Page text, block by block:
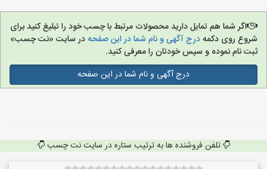
اگر شما هم تمایل دارید محصولات مرتبط با چسب خود را تبلیغ کنید برای
شروع روی دکمهدرج آگهی و نام شما در این صفحهدر سایت «نت چسب»
ثبت نام نموده و سپس خودتان را معرفی کنید.
درج آگهی و نام شما در این صفحه
تلفن فروشنده ها به ترتیب ستاره در سایت نت چسب